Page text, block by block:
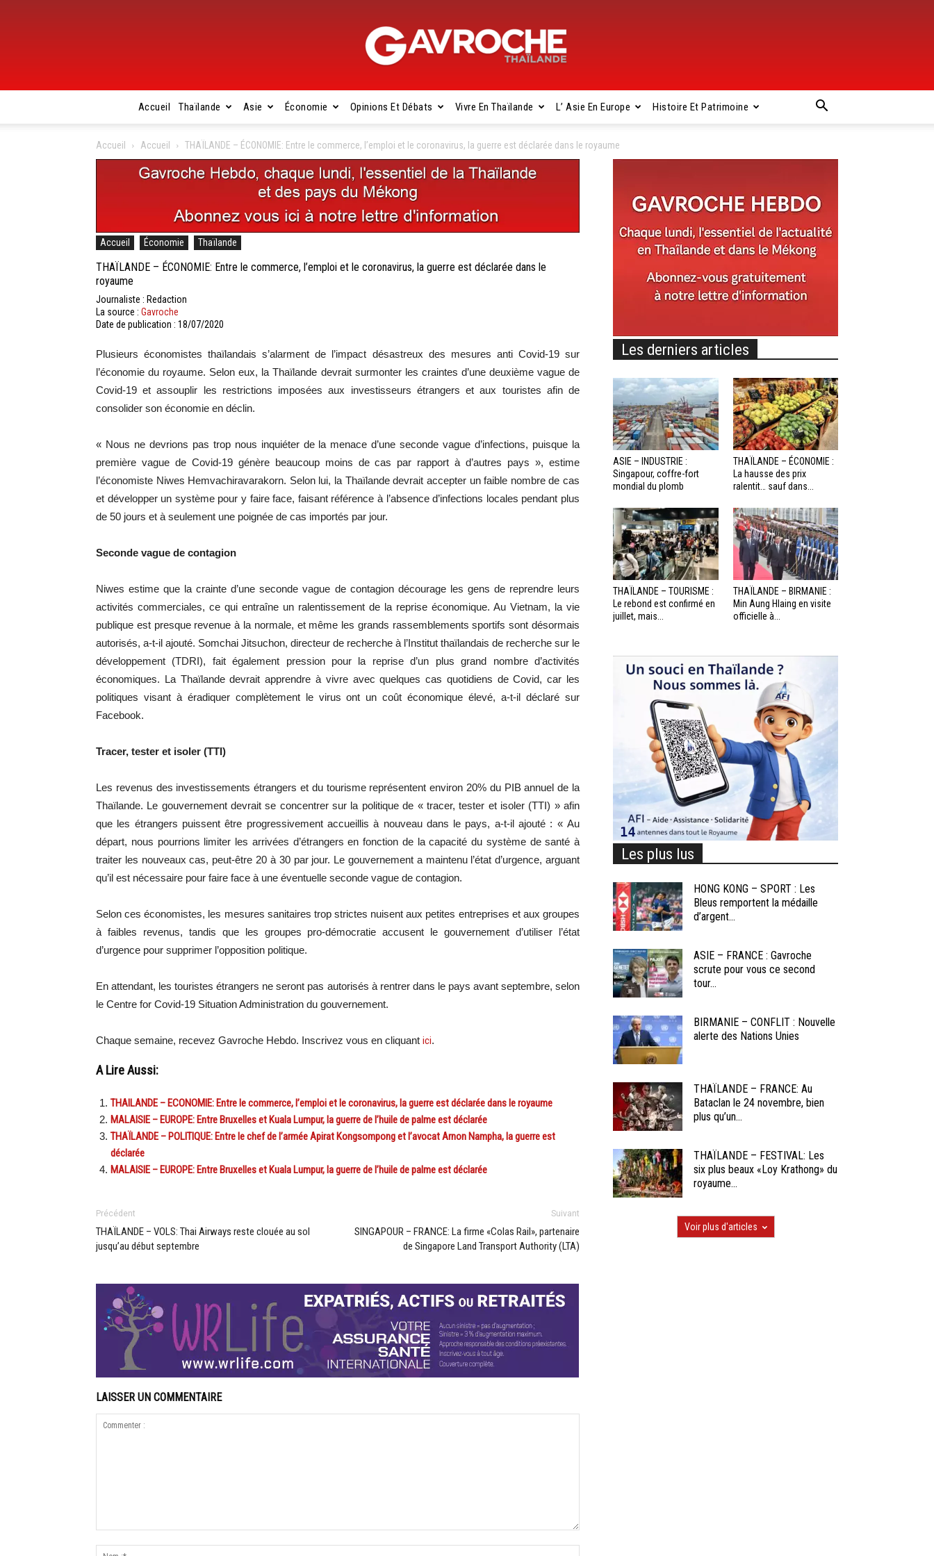
Gavroche
Accueil Thaïlande Asie Économie Opinions Et Débats Vivre En Thaïlande L’ Asie En Europe Histoire Et Patrimoine
Accueil Accueil THAÏLANDE – ÉCONOMIE: Entre le commerce, l’emploi et le coronavirus, la guerre est déclarée dans le royaume
Accueil Économie Thaïlande
THAÏLANDE – ÉCONOMIE: Entre le commerce, l’emploi et le coronavirus, la guerre est déclarée dans le
royaume
Journaliste : Redaction
La source : Gavroche
Date de publication : 18/07/2020
Plusieurs économistes thaïlandais s’alarment de l’impact désastreux des mesures anti Covid-19 sur
l’économie du royaume. Selon eux, la Thaïlande devrait surmonter les craintes d’une deuxième vague de
Covid-19 et assouplir les restrictions imposées aux investisseurs étrangers et aux touristes afin de
consolider son économie en déclin.
« Nous ne devrions pas trop nous inquiéter de la menace d’une seconde vague d’infections, puisque la
première vague de Covid-19 génère beaucoup moins de cas par rapport à d’autres pays », estime
l’économiste Niwes Hemvachiravarakorn. Selon lui, la Thaïlande devrait accepter un faible nombre de cas
et développer un système pour y faire face, faisant référence à l’absence d’infections locales pendant plus
de 50 jours et à seulement une poignée de cas importés par jour.
Seconde vague de contagion
Niwes estime que la crainte d’une seconde vague de contagion décourage les gens de reprendre leurs
activités commerciales, ce qui entraîne un ralentissement de la reprise économique. Au Vietnam, la vie
publique est presque revenue à la normale, et même les grands rassemblements sportifs sont désormais
autorisés, a-t-il ajouté. Somchai Jitsuchon, directeur de recherche à l’Institut thaïlandais de recherche sur le
développement (TDRI), fait également pression pour la reprise d’un plus grand nombre d’activités
économiques. La Thaïlande devrait apprendre à vivre avec quelques cas quotidiens de Covid, car les
politiques visant à éradiquer complètement le virus ont un coût économique élevé, a-t-il déclaré sur
Facebook.
Tracer, tester et isoler (TTI)
Les revenus des investissements étrangers et du tourisme représentent environ 20% du PIB annuel de la
Thaïlande. Le gouvernement devrait se concentrer sur la politique de « tracer, tester et isoler (TTI) » afin
que les étrangers puissent être progressivement accueillis à nouveau dans le pays, a-t-il ajouté : « Au
départ, nous pourrions limiter les arrivées d’étrangers en fonction de la capacité du système de santé à
traiter les nouveaux cas, peut-être 20 à 30 par jour. Le gouvernement a maintenu l’état d’urgence, arguant
qu’il est nécessaire pour faire face à une éventuelle seconde vague de contagion.
Selon ces économistes, les mesures sanitaires trop strictes nuisent aux petites entreprises et aux groupes
à faibles revenus, tandis que les groupes pro-démocratie accusent le gouvernement d’utiliser l’état
d’urgence pour supprimer l’opposition politique.
En attendant, les touristes étrangers ne seront pas autorisés à rentrer dans le pays avant septembre, selon
le Centre for Covid-19 Situation Administration du gouvernement.
Chaque semaine, recevez Gavroche Hebdo. Inscrivez vous en cliquant ici.
A Lire Aussi:
THAILANDE – ECONOMIE: Entre le commerce, l’emploi et le coronavirus, la guerre est déclarée dans le royaume
MALAISIE – EUROPE: Entre Bruxelles et Kuala Lumpur, la guerre de l’huile de palme est déclarée
THAÏLANDE – POLITIQUE: Entre le chef de l’armée Apirat Kongsompong et l’avocat Arnon Nampha, la guerre est
déclarée
MALAISIE – EUROPE: Entre Bruxelles et Kuala Lumpur, la guerre de l’huile de palme est déclarée
Précédent
THAÏLANDE – VOLS: Thai Airways reste clouée au sol
jusqu’au début septembre
Suivant
SINGAPOUR – FRANCE: La firme «Colas Rail», partenaire
de Singapore Land Transport Authority (LTA)
LAISSER UN COMMENTAIRE
Les derniers articles
ASIE – INDUSTRIE :
Singapour, coffre-fort
mondial du plomb
THAÏLANDE – ÉCONOMIE :
La hausse des prix
ralentit… sauf dans...
THAÏLANDE – TOURISME :
Le rebond est confirmé en
juillet, mais...
THAÏLANDE – BIRMANIE :
Min Aung Hlaing en visite
officielle à...
Les plus lus
HONG KONG – SPORT : Les
Bleus remportent la médaille
d’argent...
ASIE – FRANCE : Gavroche
scrute pour vous ce second
tour...
BIRMANIE – CONFLIT : Nouvelle
alerte des Nations Unies
THAÏLANDE – FRANCE: Au
Bataclan le 24 novembre, bien
plus qu’un...
THAÏLANDE – FESTIVAL: Les
six plus beaux «Loy Krathong» du
royaume...
Voir plus d'articles